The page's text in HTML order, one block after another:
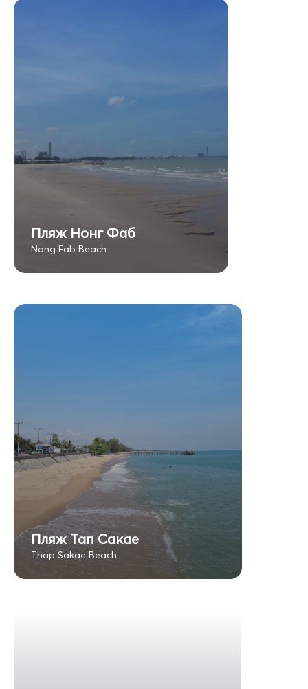
Пляж Нонг Фаб
Nong Fab Beach
Пляж Тап Сакае
Thap Sakae Beach